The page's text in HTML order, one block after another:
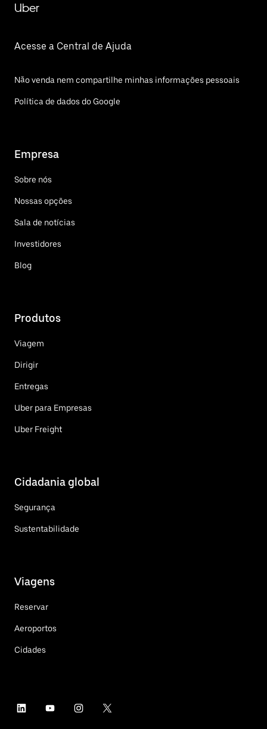
Uber
Acesse a Central de Ajuda
Não venda nem compartilhe minhas informações pessoais
Política de dados do Google
Empresa
Sobre nós
Nossas opções
Sala de notícias
Investidores
Blog
Produtos
Viagem
Dirigir
Entregas
Uber para Empresas
Uber Freight
Cidadania global
Segurança
Sustentabilidade
Viagens
Reservar
Aeroportos
Cidades